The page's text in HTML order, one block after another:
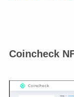
Coincheck